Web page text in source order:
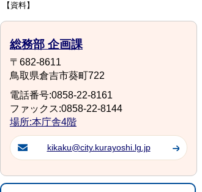
【資料】
総務部 企画課
〒682-8611
鳥取県倉吉市葵町722
電話番号:0858-22-8161
ファックス:0858-22-8144
場所:本庁舎4階
kikaku@city.kurayoshi.lg.jp